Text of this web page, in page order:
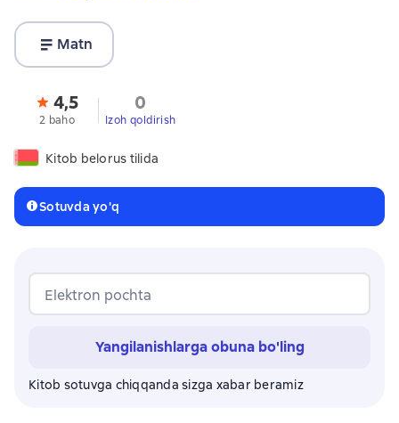
Matn
4,5
2 baho
0
Izoh qoldirish
Kitob belorus tilida
Sotuvda yo'q
Elektron pochta
Yangilanishlarga obuna bo'ling
Kitob sotuvga chiqqanda sizga xabar beramiz